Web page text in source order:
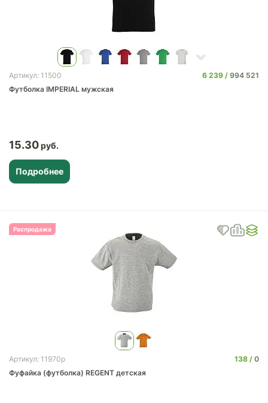
Артикул: 11500 6 239
994 521
Футболка IMPERIAL мужская
15.30
Подробнее
Распродажа
Артикул: 11970p 138
0
Фуфайка (футболка) REGENT детская